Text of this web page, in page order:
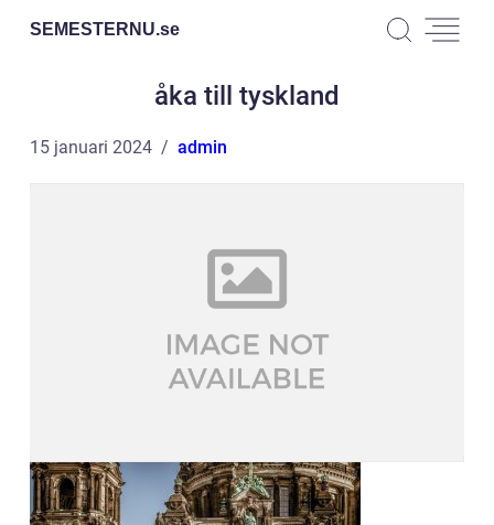
SEMESTERNU.se
åka till tyskland
15 januari 2024 admin